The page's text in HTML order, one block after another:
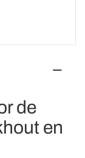
de
en